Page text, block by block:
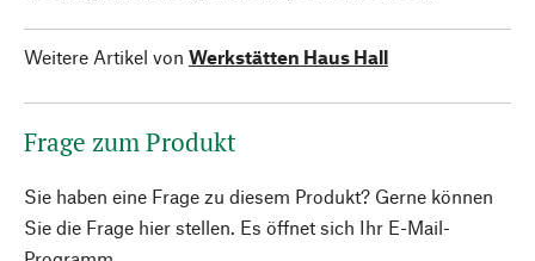
Weitere Artikel von Werkstätten Haus Hall
Frage zum Produkt
Sie haben eine Frage zu diesem Produkt? Gerne können
Sie die Frage hier stellen. Es öffnet sich Ihr E-Mail-